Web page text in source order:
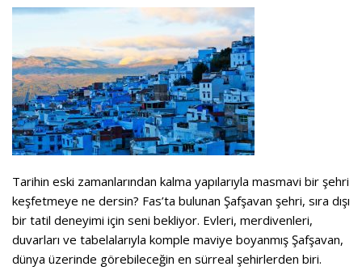
Tarihin eski zamanlarından kalma yapılarıyla masmavi bir şehri
keşfetmeye ne dersin? Fas’ta bulunan Şafşavan şehri, sıra dışı
bir tatil deneyimi için seni bekliyor. Evleri, merdivenleri,
duvarları ve tabelalarıyla komple maviye boyanmış Şafşavan,
dünya üzerinde görebileceğin en sürreal şehirlerden biri.